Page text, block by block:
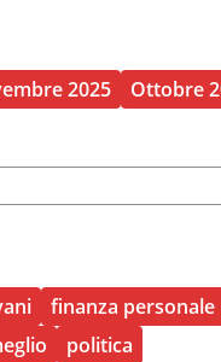
2025 Ottobre
finanza personale
politica